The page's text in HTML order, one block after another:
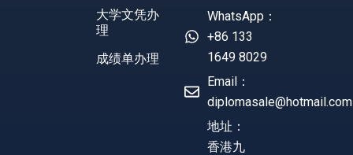
大学文凭办
理
成绩单办理
WhatsApp：
+86 133
1649 8029
Email：
diplomasale@hotmail.com
地址：
香港九